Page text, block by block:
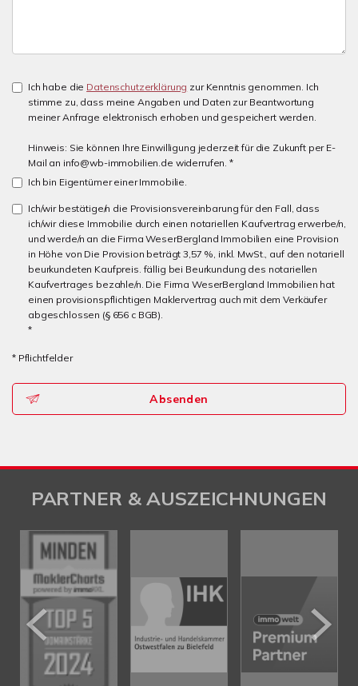
Ich habe die Datenschutzerklärung zur Kenntnis genommen. Ich
stimme zu, dass meine Angaben und Daten zur Beantwortung
meiner Anfrage elektronisch erhoben und gespeichert werden.
Hinweis: Sie können Ihre Einwilligung jederzeit für die Zukunft per E-
Mail an info@wb-immobilien.de widerrufen. *
Ich bin Eigentümer einer Immobilie.
Ich/wir bestätige/n die Provisionsvereinbarung für den Fall, dass
ich/wir diese Immobilie durch einen notariellen Kaufvertrag erwerbe/n,
und werde/n an die Firma WeserBergland Immobilien eine Provision
in Höhe von Die Provision beträgt 3,57 %, inkl. MwSt., auf den notariell
beurkundeten Kaufpreis. fällig bei Beurkundung des notariellen
Kaufvertrages bezahle/n. Die Firma WeserBergland Immobilien hat
einen provisionspflichtigen Maklervertrag auch mit dem Verkäufer
abgeschlossen (§ 656 c BGB).
*
* Pflichtfelder
Absenden
PARTNER & AUSZEICHNUNGEN